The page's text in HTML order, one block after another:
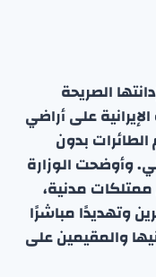
الصريحة
على أراضي
بدون
وأوضحت الوزارة
مدنية،
وتهديدًا مباشرًا
والمقيمين على